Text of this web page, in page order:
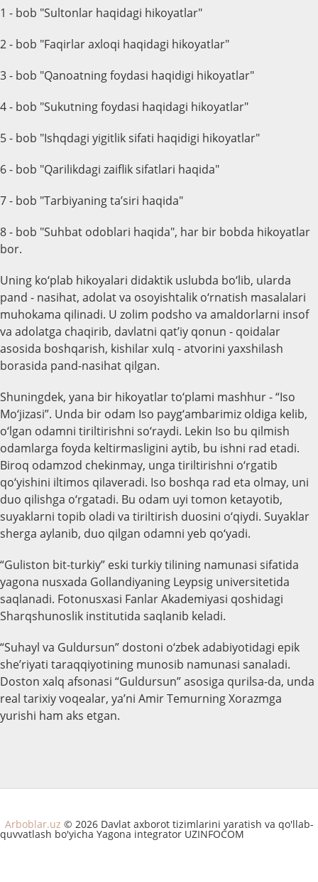
1 - bob "Sultonlar haqidagi hikoyatlar"
2 - bob "Faqirlar axloqi haqidagi hikoyatlar"
3 - bob "Qanoatning foydasi haqidigi hikoyatlar"
4 - bob "Sukutning foydasi haqidagi hikoyatlar"
5 - bob "Ishqdagi yigitlik sifati haqidigi hikoyatlar"
6 - bob "Qarilikdagi zaiflik sifatlari haqida"
7 - bob "Tarbiyaning ta’siri haqida"
8 - bob "Suhbat odoblari haqida", har bir bobda hikoyatlar
bor.
Uning ko‘plab hikoyalari didaktik uslubda bo‘lib, ularda
pand - nasihat, adolat va osoyishtalik o‘rnatish masalalari
muhokama qilinadi. U zolim podsho va amaldorlarni insof
va adolatga chaqirib, davlatni qat’iy qonun - qoidalar
asosida boshqarish, kishilar xulq - atvorini yaxshilash
borasida pand-nasihat qilgan.
Shuningdek, yana bir hikoyatlar to‘plami mashhur - “Iso
Mo‘jizasi”. Unda bir odam Iso payg‘ambarimiz oldiga kelib,
o‘lgan odamni tiriltirishni so‘raydi. Lekin Iso bu qilmish
odamlarga foyda keltirmasligini aytib, bu ishni rad etadi.
Biroq odamzod chekinmay, unga tiriltirishni o‘rgatib
qo‘yishini iltimos qilaveradi. Iso boshqa rad eta olmay, uni
duo qilishga o‘rgatadi. Bu odam uyi tomon ketayotib,
suyaklarni topib oladi va tiriltirish duosini o‘qiydi. Suyaklar
sherga aylanib, duo qilgan odamni yeb qo‘yadi.
“Guliston bit-turkiy” eski turkiy tilining namunasi sifatida
yagona nusxada Gollandiyaning Leypsig universitetida
saqlanadi. Fotonusxasi Fanlar Akademiyasi qoshidagi
Sharqshunoslik institutida saqlanib keladi.
“Suhayl va Guldursun” dostoni o‘zbek adabiyotidagi epik
she’riyati taraqqiyotining munosib namunasi sanaladi.
Doston xalq afsonasi “Guldursun” asosiga qurilsa-da, unda
real tarixiy voqealar, ya’ni Amir Temurning Xorazmga
yurishi ham aks etgan.
Arboblar.uz © 2026 Davlat axborot tizimlarini yaratish va qo'llab-
quvvatlash bo'yicha Yagona integrator UZINFOCOM